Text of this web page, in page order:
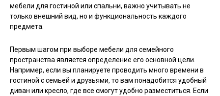
мебели для гостиной или спальни, важно учитывать не
только внешний вид, но и функциональность каждого
предмета.
Первым шагом при выборе мебели для семейного
пространства является определение его основной цели.
Например, если вы планируете проводить много времени в
гостиной с семьей и друзьями, то вам понадобится удобный
диван или кресло, где все смогут удобно разместиться. Если